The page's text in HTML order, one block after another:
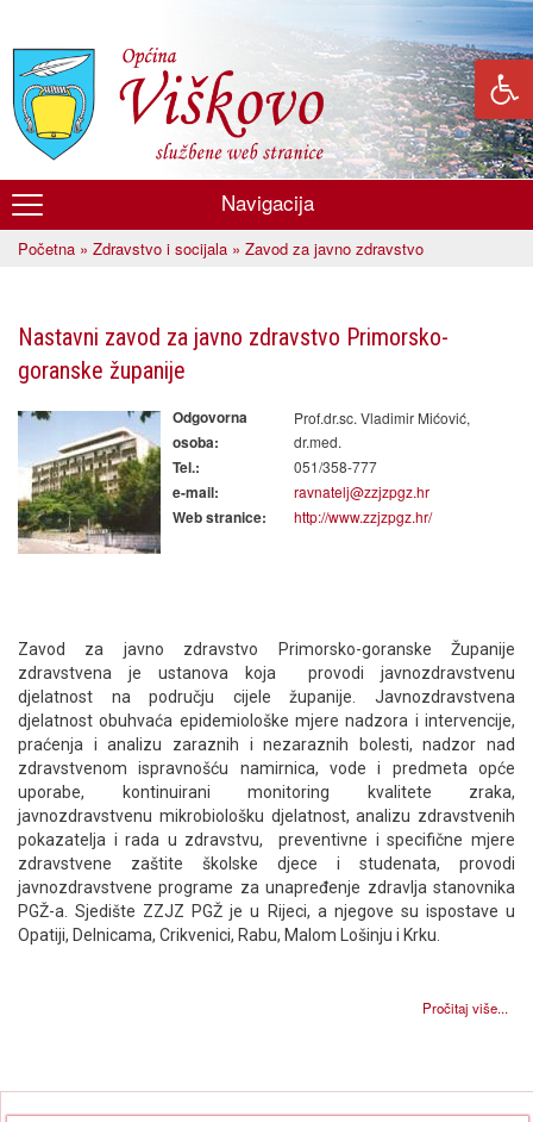
glavni
sadržaj
Općina
Viškovo
Navigacija
Početna » Zdravstvo i socijala » Zavod za javno zdravstvo
Nastavni zavod za javno zdravstvo Primorsko-
goranske županije
Odgovorna
osoba:
Prof.dr.sc. Vladimir Mićović,
dr.med.
Tel.:
051/358-777
e-mail:
ravnatelj@zzjzpgz.hr
Web stranice:
http://www.zzjzpgz.hr/
Zavod za javno zdravstvo Primorsko-goranske Županije
zdravstvena je ustanova koja provodi javnozdravstvenu
djelatnost na području cijele županije. Javnozdravstvena
djelatnost obuhvaća epidemiološke mjere nadzora i intervencije,
praćenja i analizu zaraznih i nezaraznih bolesti, nadzor nad
zdravstvenom ispravnošću namirnica, vode i predmeta opće
uporabe, kontinuirani monitoring kvalitete zraka,
javnozdravstvenu mikrobiološku djelatnost, analizu zdravstvenih
pokazatelja i rada u zdravstvu, preventivne i specifične mjere
zdravstvene zaštite školske djece i studenata, provodi
javnozdravstvene programe za unapređenje zdravlja stanovnika
PGŽ-a. Sjedište ZZJZ PGŽ je u Rijeci, a njegove su ispostave u
Opatiji, Delnicama, Crikvenici, Rabu, Malom Lošinju i Krku.
Pročitaj više...